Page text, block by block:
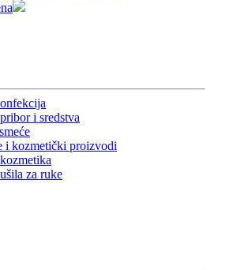
i sredstva
i kozmetički proizvodi
za ruke